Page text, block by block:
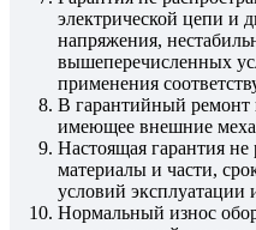
электрической цепи и
напряжения,
вышеперечисленных
применения
В гарантийный ремонт
имеющее внешние
Настоящая гарантия не
материалы и части,
условий эксплуатации
Нормальный износ